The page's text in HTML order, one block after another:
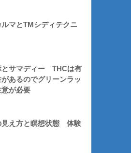
マとTMシディテクニ
とサマディー THCは有
あるのでグリーンラッ
が必要
見え方と瞑想状態 体験